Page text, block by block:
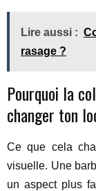
Lire aussi :
rasage ?
Pourquoi la
changer ton
Ce que cela
visuelle. Une
un aspect plus